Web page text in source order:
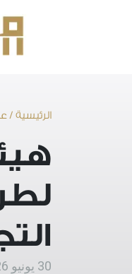
الرئيسية /
30 يونيو 2026